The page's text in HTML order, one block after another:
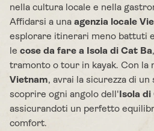
nella cultura locale e nella
Affidarsi a una agenzia locale
esplorare itinerari meno battuti
le cose da fare a Isola di Cat Ba
tramonto o tour in kayak. Con la
Vietnam, avrai la sicurezza di
scoprire ogni angolo dell' Isola
assicurandoti un perfetto
comfort.